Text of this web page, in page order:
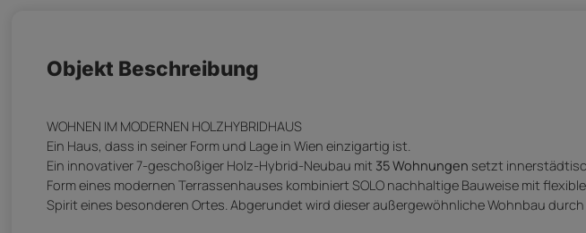
Objekt Beschreibung
WOHNEN IM MODERNEN HOLZHYBRIDHAUS
Ein Haus, dass in seiner Form und Lage in Wien einzigartig ist.
Ein innovativer 7-geschoßiger Holz-Hybrid-Neubau mit 35 Wohnungen setzt
Form eines modernen Terrassenhauses kombiniert SOLO nachhaltige Bauweise mit
Spirit eines besonderen Ortes. Abgerundet wird dieser außergewöhnliche Wohnbau